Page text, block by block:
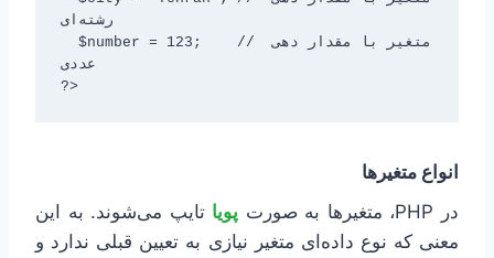
رشته‌ای
عددی
?>
انواع متغیرها
در PHP، متغیرها به صورت
پویا تایپ می‌شوند. به این
معنی که نوع داده‌ای متغیر نیازی به تعیین قبلی ندارد و